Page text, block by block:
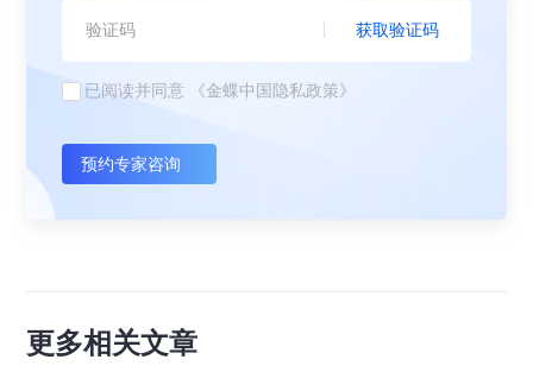
获取验证码
已阅读并同意 《金蝶中国隐私政策》
预约专家咨询
更多相关文章